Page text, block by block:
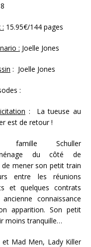
: 15.95€/144 pages
: Joelle Jones
: Joelle Jones
:
: La tueuse au
est de retour !
famille Schuller
du côté de
mener son petit train
entre les réunions
et quelques contrats
connaissance
apparition. Son petit
moins tranquille…
Mad Men, Lady Killer